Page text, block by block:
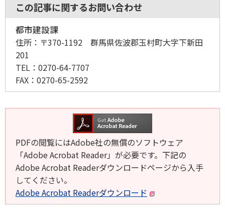
この記事に関するお問い合わせ
都市建設課
住所： 〒370-1192 群馬県佐波郡玉村町大字下新田
201
TEL： 0270-64-7707
FAX： 0270-65-2592
PDFの閲覧にはAdobe社の無償のソフトウェア
「Adobe Acrobat Reader」が必要です。下記の
Adobe Acrobat Readerダウンロードページから入手
してください。
Adobe Acrobat Readerダウンロード